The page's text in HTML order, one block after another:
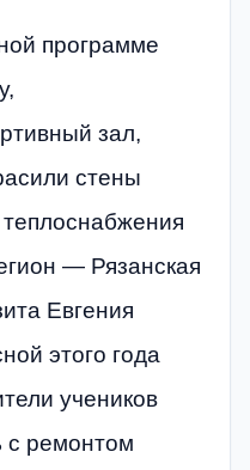
программе
зал,
стены
— Рязанская
Евгения
этого года
учеников
с ремонтом